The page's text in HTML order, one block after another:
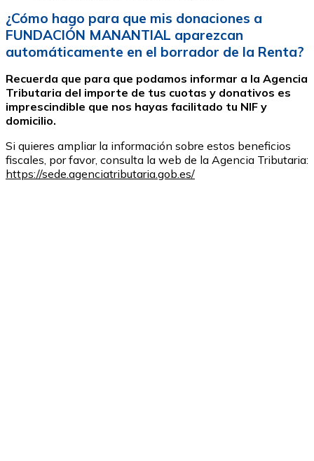
¿Cómo hago para que mis donaciones a
FUNDACIÓN MANANTIAL aparezcan
automáticamente en el borrador de la Renta?
Recuerda que para que podamos informar a la Agencia
Tributaria del importe de tus cuotas y donativos es
imprescindible que nos hayas facilitado tu NIF y
domicilio.
Si quieres ampliar la información sobre estos beneficios
fiscales, por favor, consulta la web de la Agencia Tributaria:
https://sede.agenciatributaria.gob.es/